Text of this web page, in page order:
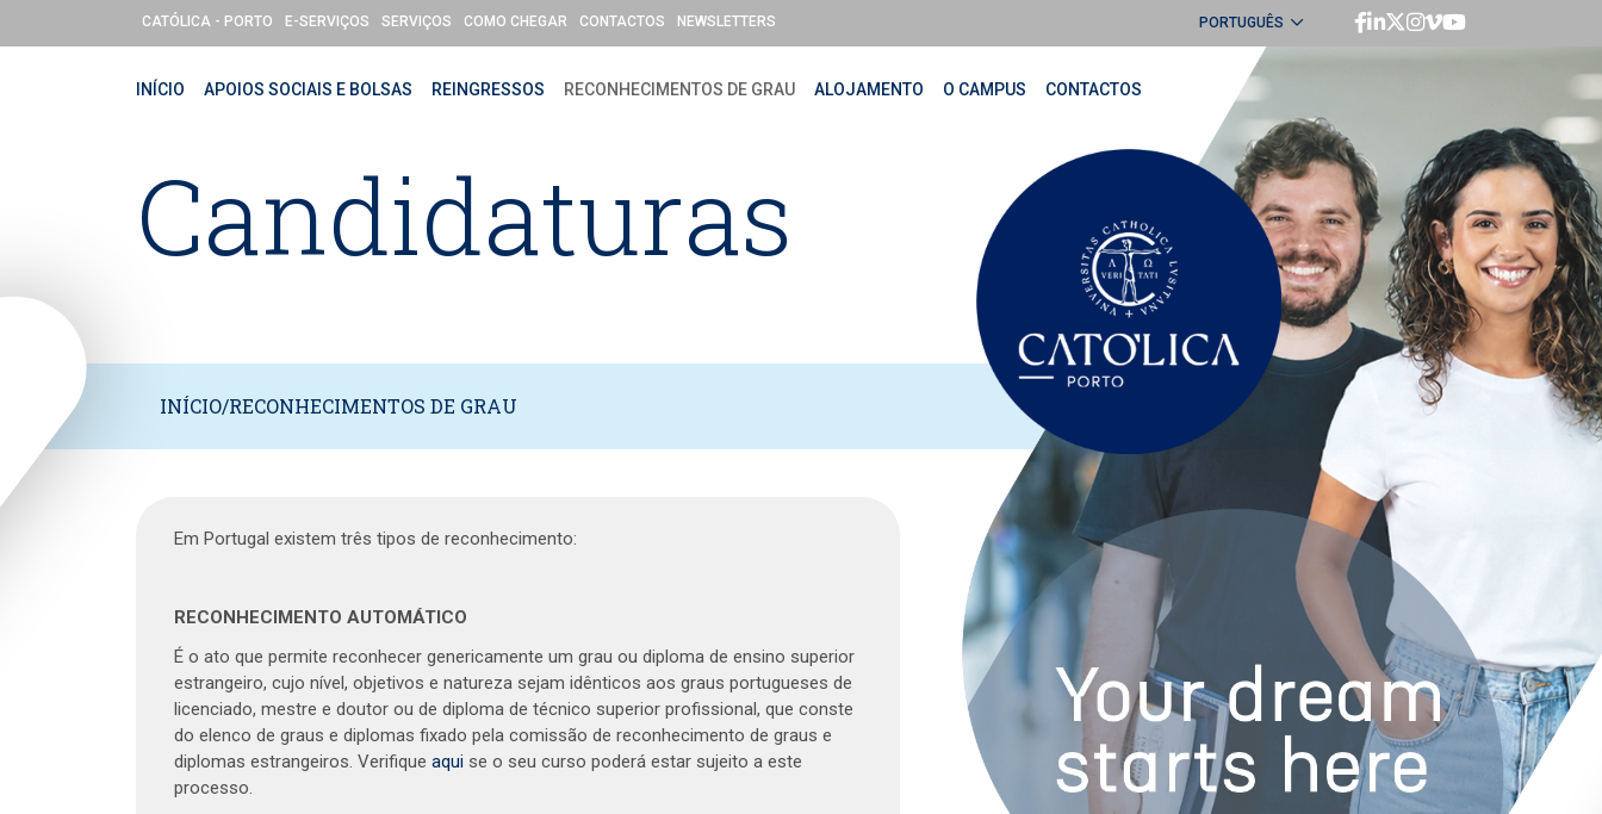
Passar para o conteúdo principal
CATÓLICA - PORTO E-SERVIÇOS SERVIÇOS COMO CHEGAR CONTACTOS NEWSLETTERS PORTUGUÊS
ENGLISH
INÍCIO APOIOS SOCIAIS E BOLSAS REINGRESSOS RECONHECIMENTOS DE GRAU ALOJAMENTO O CAMPUS CONTACTOS
Candidaturas
INÍCIO/RECONHECIMENTOS DE GRAU
Em Portugal existem três tipos de reconhecimento:
RECONHECIMENTO AUTOMÁTICO
É o ato que permite reconhecer genericamente um grau ou diploma de ensino superior
estrangeiro, cujo nível, objetivos e natureza sejam idênticos aos graus portugueses de
licenciado, mestre e doutor ou de diploma de técnico superior profissional, que conste
do elenco de graus e diplomas fixado pela comissão de reconhecimento de graus e
diplomas estrangeiros. Verifique aqui se o seu curso poderá estar sujeito a este
processo.